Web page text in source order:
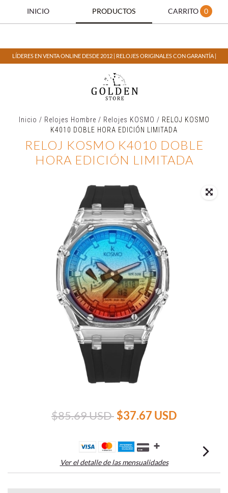
INICIO PRODUCTOS CARRITO 0
LÍDERES EN VENTA ONLINE DESDE 2012 | RELOJES ORIGINALES CON GARANTÍA |
Inicio / Relojes Hombre / Relojes KOSMO / RELOJ KOSMO
K4010 DOBLE HORA EDICIÓN LIMITADA
RELOJ KOSMO K4010 DOBLE
HORA EDICIÓN LIMITADA
$85.69 USD $37.67 USD
Ver el detalle de las mensualidades